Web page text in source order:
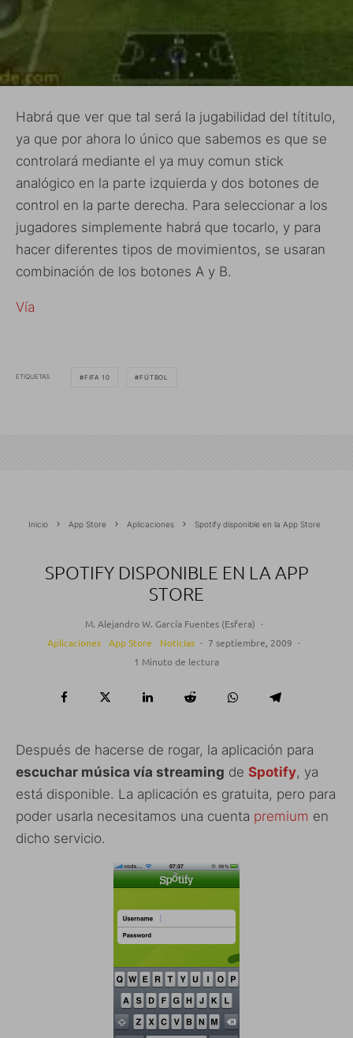
Habrá que ver que tal será la jugabilidad del títitulo,
ya que por ahora lo único que sabemos es que se
controlará mediante el ya muy comun stick
analógico en la parte izquierda y dos botones de
control en la parte derecha. Para seleccionar a los
jugadores simplemente habrá que tocarlo, y para
hacer diferentes tipos de movimientos, se usaran
combinación de los botones A y B.
Vía
ETIQUETAS FIFA 10 FÚTBOL
Inicio App Store Aplicaciones Spotify disponible en la App Store
SPOTIFY DISPONIBLE EN LA APP
STORE
M. Alejandro W. García Fuentes (Esfera) ·
Aplicaciones
App Store Noticias · 7 septiembre, 2009 ·
1 Minuto de lectura
Después de hacerse de rogar, la aplicación para
escuchar música vía streaming de Spotify, ya
está disponible. La aplicación es gratuita, pero para
poder usarla necesitamos una cuenta premium en
dicho servicio.